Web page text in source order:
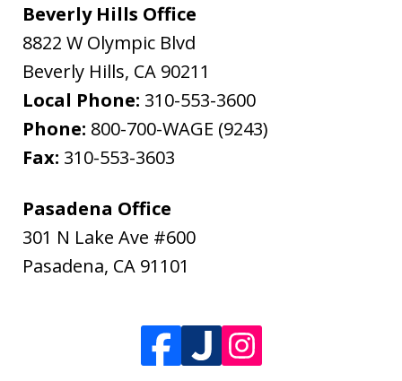
Beverly Hills Office
8822 W Olympic Blvd
Beverly Hills, CA 90211
Local Phone: 310-553-3600
Phone: 800-700-WAGE (9243)
Fax: 310-553-3603
Pasadena Office
301 N Lake Ave #600
Pasadena, CA 91101